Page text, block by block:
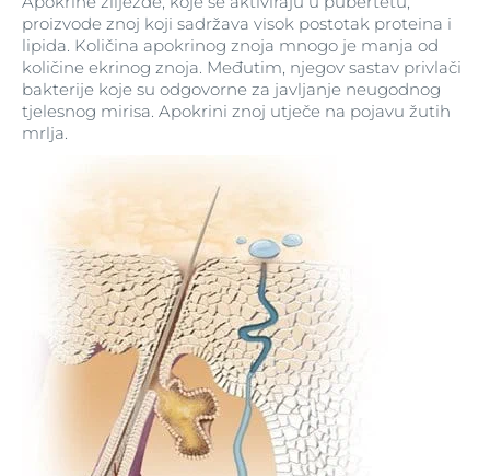
proizvode znoj koji sadržava visok postotak proteina i
lipida. Količina apokrinog znoja mnogo je manja od
količine ekrinog znoja. Međutim, njegov sastav privlači
bakterije koje su odgovorne za javljanje neugodnog
tjelesnog mirisa. Apokrini znoj utječe na pojavu žutih
mrlja.